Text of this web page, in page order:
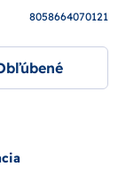
8058664070121